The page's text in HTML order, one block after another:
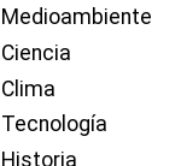
Medioambiente
Ciencia
Clima
Tecnología
Historia